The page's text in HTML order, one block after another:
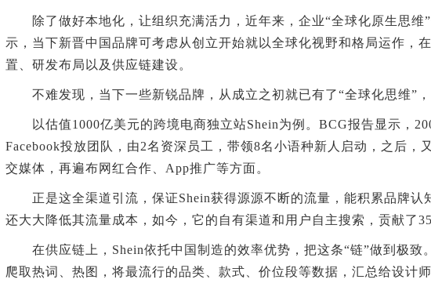
除了做好本地化，让组织充满活力，近年来，企业“全球化原生思维
示，当下新晋中国品牌可考虑从创立开始就以全球化视野和格局运作，
置、研发布局以及供应链建设。
不难发现，当下一些新锐品牌，从成立之初就已有了“全球化思维”，
以估值1000亿美元的跨境电商独立站Shein为例。BCG报告显示，
Facebook投放团队，由2名资深员工，带领8名小语种新人启动，之后，
交媒体，再遍布网红合作、App推广等方面。
正是这全渠道引流，保证Shein获得源源不断的流量，能积累品牌认
还大大降低其流量成本，如今，它的自有渠道和用户自主搜索，贡献了
在供应链上，Shein依托中国制造的效率优势，把这条“链”做到极致
爬取热词、热图，将最流行的品类、款式、价位段等数据，汇总给设计